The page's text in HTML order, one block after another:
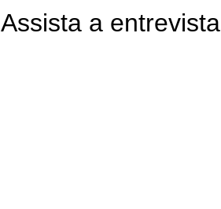
Assista a entrevista